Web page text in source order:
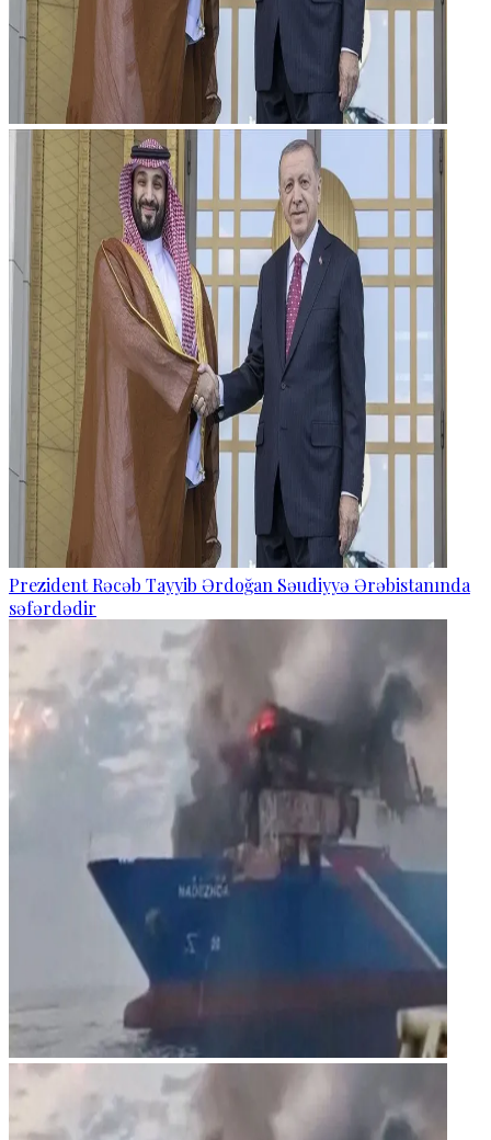
Prezident Rəcəb Tayyib Ərdoğan Səudiyyə Ərəbistanında
səfərdədir